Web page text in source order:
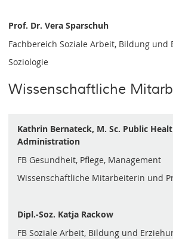
Prof. Dr. Vera Sparschuh
Fachbereich Soziale Arbeit, Bildung und
Soziologie
Wissenschaftliche
Kathrin Bernateck, M. Sc. Public
Administration
FB Gesundheit, Pflege, Management
Wissenschaftliche Mitarbeiterin und
Dipl.-Soz. Katja Rackow
FB Soziale Arbeit, Bildung und